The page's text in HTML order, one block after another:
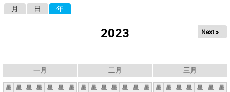
月 日 年
2023 Next »
一月
星 星 星 星 星 星
星
二月
星 星 星 星 星 星 星
三月
星 星 星 星 星 星 星